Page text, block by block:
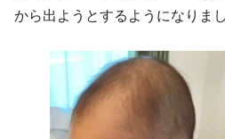
から出ようとするようになりまし